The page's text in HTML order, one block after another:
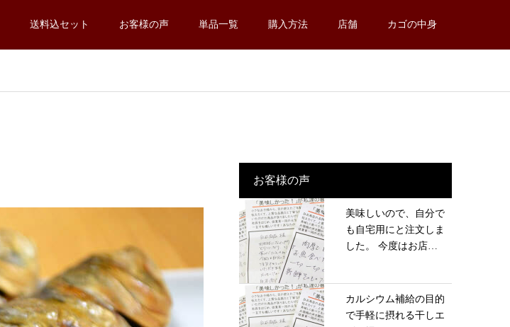
送料込セット お客様の声 単品一覧 購入方法 店舗 カゴの中身
お客様の声
美味しいので、自分で
も自宅用にと注文しま
した。 今度はお店
カルシウム補給の目的
で手軽に摂れる干しエ